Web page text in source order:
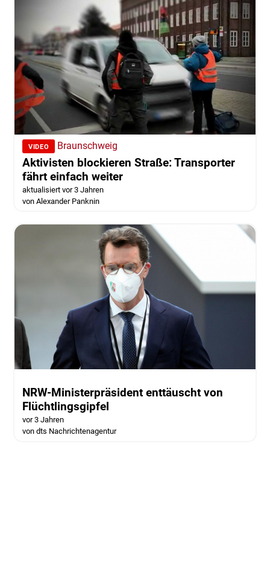
VIDEO Braunschweig
Aktivisten blockieren Straße: Transporter
fährt einfach weiter
aktualisiert vor 3 Jahren
von Alexander Panknin
NRW-Ministerpräsident enttäuscht von
Flüchtlingsgipfel
vor 3 Jahren
von dts Nachrichtenagentur